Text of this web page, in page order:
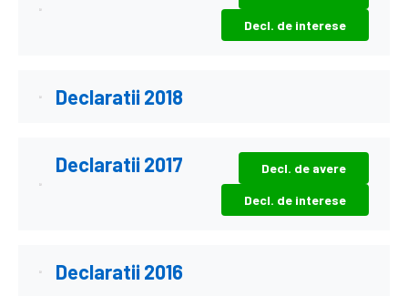
Decl. de interese
Declaratii 2018
Declaratii 2017 Decl. de avere
Decl. de interese
Declaratii 2016